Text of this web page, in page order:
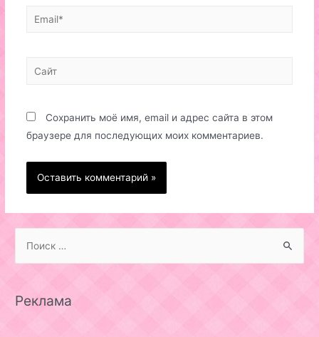
Email*
Сайт
Сохранить моё имя, email и адрес сайта в этом
браузере для последующих моих комментариев.
rРеклама